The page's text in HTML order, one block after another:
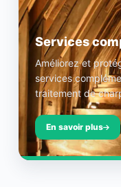
Services
Améliorez et
services
traitement de
En savoir plus